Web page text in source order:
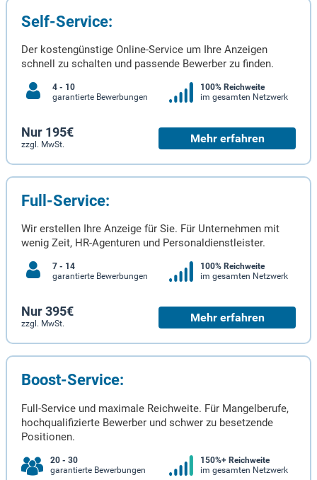
Self-Service:
Der kostengünstige Online-Service um Ihre Anzeigen
schnell zu schalten und passende Bewerber zu finden.
4 - 10
garantierte Bewerbungen
100% Reichweite
im gesamten Netzwerk
Nur 195€
zzgl. MwSt. Mehr erfahren
Full-Service:
Wir erstellen Ihre Anzeige für Sie. Für Unternehmen mit
wenig Zeit, HR-Agenturen und Personaldienstleister.
7 - 14
garantierte Bewerbungen
100% Reichweite
im gesamten Netzwerk
Nur 395€
zzgl. MwSt. Mehr erfahren
Boost-Service:
Full-Service und maximale Reichweite. Für Mangelberufe,
hochqualifizierte Bewerber und schwer zu besetzende
Positionen.
20 - 30
garantierte Bewerbungen
150%+ Reichweite
im gesamten Netzwerk